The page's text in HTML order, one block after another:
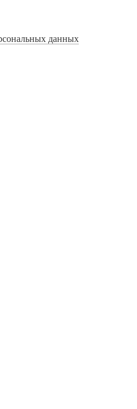
данных